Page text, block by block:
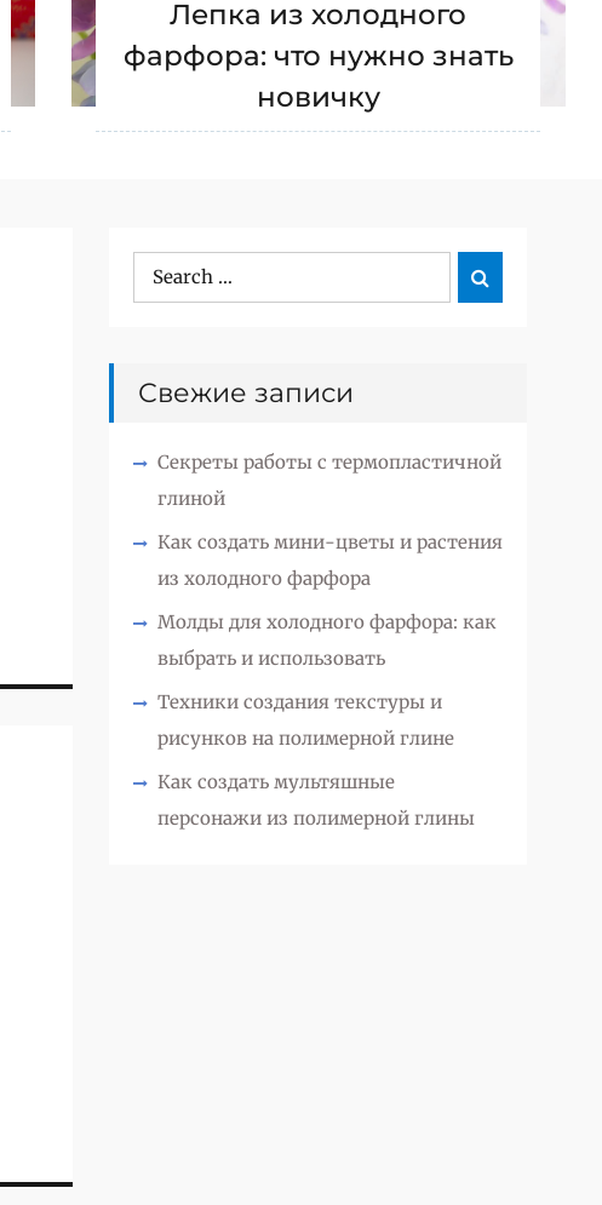
Лепка из холодного
фарфора: что нужно знать
новичку
Search
for:

Свежие записи
Секреты работы с термопластичной
глиной
Как создать мини-цветы и растения
из холодного фарфора
Молды для холодного фарфора: как
выбрать и использовать
Техники создания текстуры и
рисунков на полимерной глине
Как создать мультяшные
персонажи из полимерной глины